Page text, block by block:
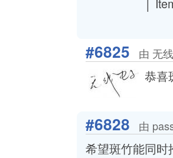
#6825 由 无
恭喜
#6828 由
希望斑竹能同时